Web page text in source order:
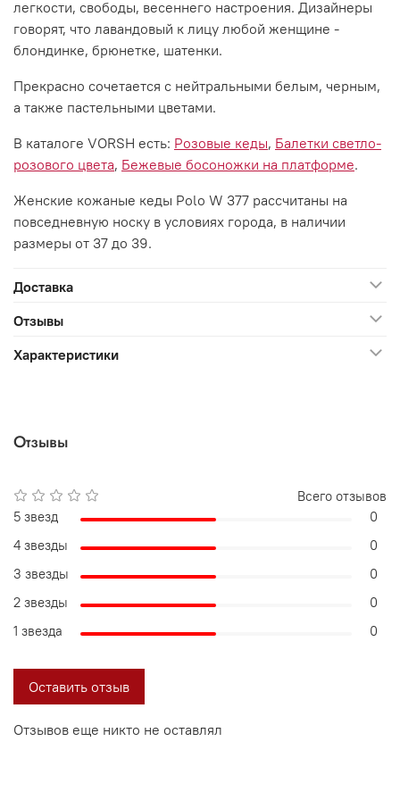
легкости, свободы, весеннего настроения. Дизайнеры
говорят, что лавандовый к лицу любой женщине -
блондинке, брюнетке, шатенки.
Прекрасно сочетается с нейтральными белым, черным,
а также пастельными цветами.
В каталоге VORSH есть: Розовые кеды, Балетки светло-
розового цвета, Бежевые босоножки на платформе.
Женские кожаные кеды Polo W 377 рассчитаны на
повседневную носку в условиях города, в наличии
размеры от 37 до 39.
Доставка
Отзывы
Характеристики
Отзывы
Отзывов еще никто не оставлял
Всего отзывов
5 звезд
0
4 звезды
0
3 звезды
0
2 звезды
0
1 звезда
0
Оставить отзыв